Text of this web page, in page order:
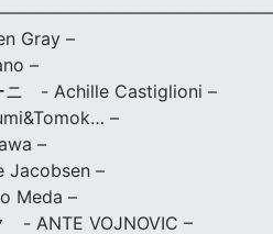
Gray –
–
ニ - Achille Castiglioni –
–
–
Jacobsen –
Meda –
- ANTE VOJNOVIC –